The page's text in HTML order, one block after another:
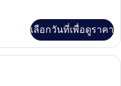
เลือกวันที่เพื่อดูราคา